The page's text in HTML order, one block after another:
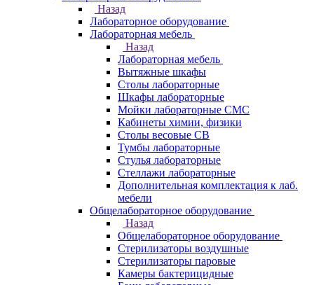
Назад
Лабораторное оборудование
Лабораторная мебель
Назад
Лабораторная мебель
Вытяжные шкафы
Столы лабораторные
Шкафы лабораторные
Мойки лабораторные СМС
Кабинеты химии, физики
Столы весовые СВ
Тумбы лабораторные
Стулья лабораторные
Стеллажи лабораторные
Дополнительная комплектация к лаб.
мебели
Общелабораторное оборудование
Назад
Общелабораторное оборудование
Стерилизаторы воздушные
Стерилизаторы паровые
Камеры бактерицидные